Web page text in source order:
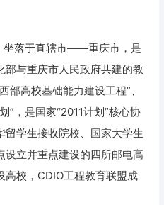
坐落于直辖市——重庆市，是
与重庆市人民政府共建的教
部高校基础能力建设工程”、
”，是国家“2011计划”核心协
留学生接收院校、国家大学生
立并重点建设的四所邮电高
高校，CDIO工程教育联盟成